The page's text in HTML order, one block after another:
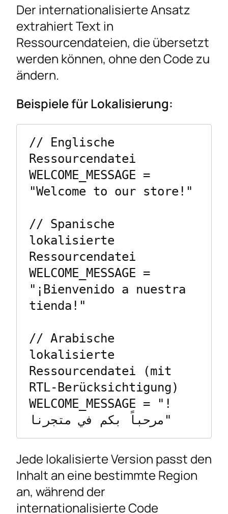
Der internationalisierte Ansatz
extrahiert Text in
Ressourcendateien, die übersetzt
werden können, ohne den Code zu
ändern.
Beispiele für Lokalisierung:
// Englische
Ressourcendatei
WELCOME_MESSAGE =
"Welcome to our store!"
// Spanische
lokalisierte
Ressourcendatei
WELCOME_MESSAGE =
"¡Bienvenido a nuestra
tienda!"
// Arabische
lokalisierte
Ressourcendatei (mit
RTL-Berücksichtigung)
WELCOME_MESSAGE = "!
مرحباً بكم في متجرنا"
Jede lokalisierte Version passt den
Inhalt an eine bestimmte Region
an, während der
internationalisierte Code